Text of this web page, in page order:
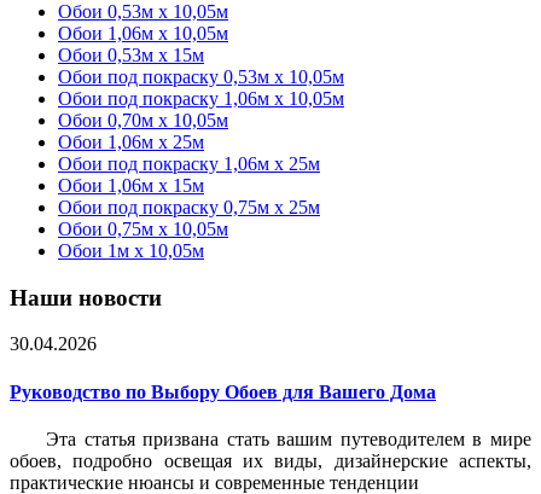
Обои 0,53м x 10,05м
Обои 1,06м х 10,05м
Обои 0,53м x 15м
Обои под покраску 0,53м x 10,05м
Обои под покраску 1,06м х 10,05м
Обои 0,70м x 10,05м
Обои 1,06м x 25м
Обои под покраску 1,06м x 25м
Обои 1,06м x 15м
Обои под покраску 0,75м x 25м
Обои 0,75м x 10,05м
Обои 1м х 10,05м
Наши новости
30.04.2026
Руководство по Выбору Обоев для Вашего Дома
Эта статья призвана стать вашим путеводителем в мире
обоев, подробно освещая их виды, дизайнерские аспекты,
практические нюансы и современные тенденции